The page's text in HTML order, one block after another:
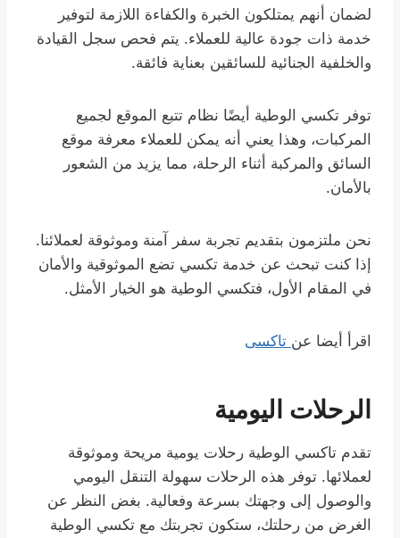
لضمان أنهم يمتلكون الخبرة والكفاءة اللازمة لتوفير
خدمة ذات جودة عالية للعملاء. يتم فحص سجل القيادة
والخلفية الجنائية للسائقين بعناية فائقة.
توفر تكسي الوطية أيضًا نظام تتبع الموقع لجميع
المركبات، وهذا يعني أنه يمكن للعملاء معرفة موقع
السائق والمركبة أثناء الرحلة، مما يزيد من الشعور
بالأمان.
نحن ملتزمون بتقديم تجربة سفر آمنة وموثوقة لعملائنا.
إذا كنت تبحث عن خدمة تكسي تضع الموثوقية والأمان
في المقام الأول، فتكسي الوطية هو الخيار الأمثل.
اقرأ أيضا عن تاكسى
الرحلات اليومية
تقدم تاكسي الوطية رحلات يومية مريحة وموثوقة
لعملائها. توفر هذه الرحلات سهولة التنقل اليومي
والوصول إلى وجهتك بسرعة وفعالية. بغض النظر عن
الغرض من رحلتك، ستكون تجربتك مع تكسي الوطية